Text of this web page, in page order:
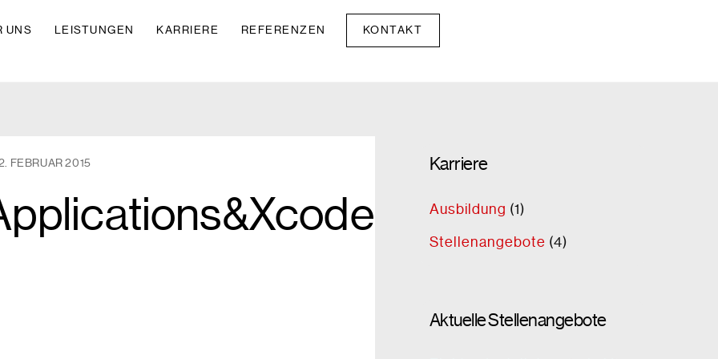
UNS LEISTUNGEN KARRIERE REFERENZEN KONTAKT
FEBRUAR 2015 Karriere
Ausbildung (1)
Stellenangebote (4)
Aktuelle Stellenangebote